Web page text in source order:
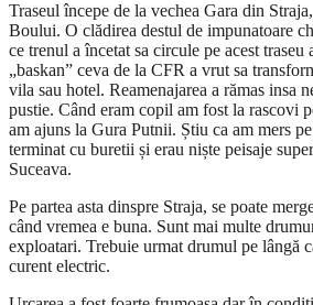
Traseul începe de la vechea Gara din
Boului. O clădirea destul de impunatoare
ce trenul a încetat sa circule pe acest traseu
„baskan” ceva de la CFR a vrut sa
vila sau hotel. Reamenajarea a rămas insa
pustie. Când eram copil am fost la rascovi
am ajuns la Gura Putnii. Știu ca am mers
terminat cu buretii și erau niște peisaje
Suceava.
Pe partea asta dinspre Straja, se poate
când vremea e buna. Sunt mai multe
exploatari. Trebuie urmat drumul pe lângă
curent electric.